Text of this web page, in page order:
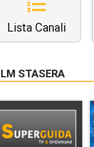
Lista Canali
STASERA